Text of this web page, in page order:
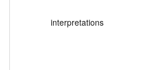
interpretations